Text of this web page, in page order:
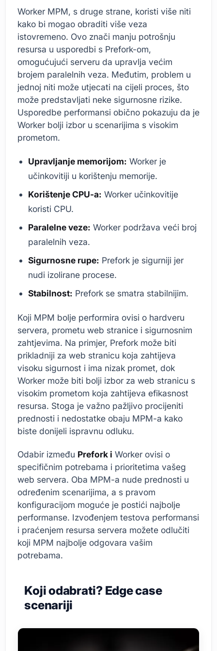
Worker MPM, s druge strane, koristi više niti
kako bi mogao obraditi više veza
istovremeno. Ovo znači manju potrošnju
resursa u usporedbi s Prefork-om,
omogućujući serveru da upravlja većim
brojem paralelnih veza. Međutim, problem u
jednoj niti može utjecati na cijeli proces, što
može predstavljati neke sigurnosne rizike.
Usporedbe performansi obično pokazuju da je
Worker bolji izbor u scenarijima s visokim
prometom.
Upravljanje memorijom: Worker je
učinkovitiji u korištenju memorije.
Korištenje CPU-a: Worker učinkovitije
koristi CPU.
Paralelne veze: Worker podržava veći broj
paralelnih veza.
Sigurnosne rupe: Prefork je sigurniji jer
nudi izolirane procese.
Stabilnost: Prefork se smatra stabilnijim.
Koji MPM bolje performira ovisi o hardveru
servera, prometu web stranice i sigurnosnim
zahtjevima. Na primjer, Prefork može biti
prikladniji za web stranicu koja zahtijeva
visoku sigurnost i ima nizak promet, dok
Worker može biti bolji izbor za web stranicu s
visokim prometom koja zahtijeva efikasnost
resursa. Stoga je važno pažljivo procijeniti
prednosti i nedostatke obaju MPM-a kako
biste donijeli ispravnu odluku.
Odabir između Prefork i Worker ovisi o
specifičnim potrebama i prioritetima vašeg
web servera. Oba MPM-a nude prednosti u
određenim scenarijima, a s pravom
konfiguracijom moguće je postići najbolje
performanse. Izvođenjem testova performansi
i praćenjem resursa servera možete odlučiti
koji MPM najbolje odgovara vašim
potrebama.
Koji odabrati? Edge case
scenariji